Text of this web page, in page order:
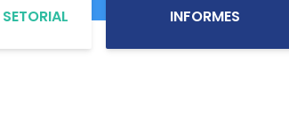
INFORMES